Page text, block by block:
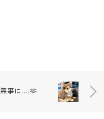
無事に....🫶